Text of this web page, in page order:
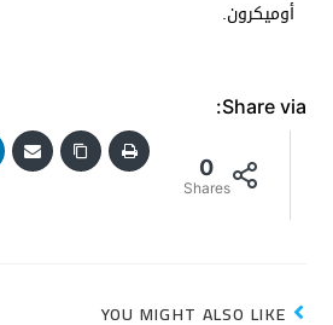
أوميكرون.
Share via:
0
Shares
YOU MIGHT ALSO LIKE